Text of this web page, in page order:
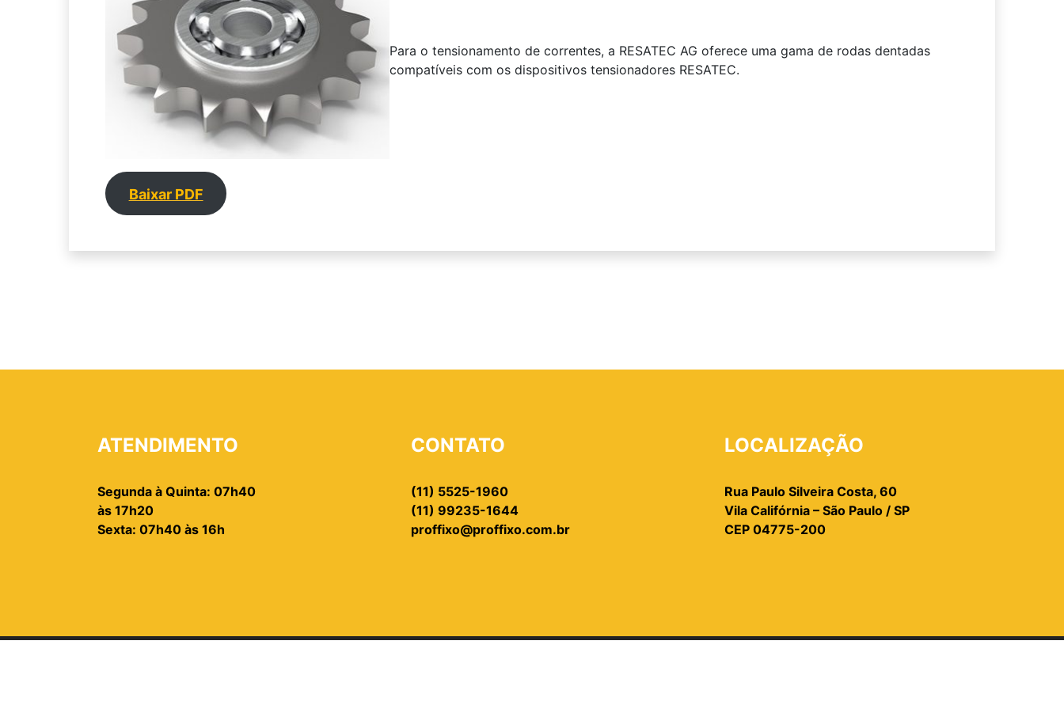
Para o tensionamento de correntes, a RESATEC AG oferece uma gama de rodas dentadas
compatíveis com os dispositivos tensionadores RESATEC.
Baixar PDF
ATENDIMENTO
Segunda à Quinta: 07h40
às 17h20
Sexta: 07h40 às 16h
CONTATO
(11) 5525-1960
(11) 99235-1644
proffixo@proffixo.com.br
LOCALIZAÇÃO
Rua Paulo Silveira Costa, 60
Vila Califórnia – São Paulo / SP
CEP 04775-200